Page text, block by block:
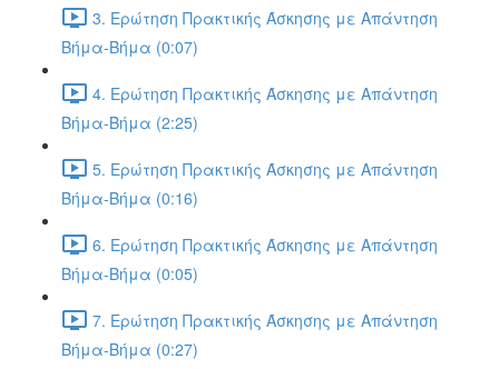
3. Ερώτηση Πρακτικής Άσκησης με Απάντηση
Βήμα-Βήμα (0:07)
4. Ερώτηση Πρακτικής Άσκησης με Απάντηση
Βήμα-Βήμα (2:25)
5. Ερώτηση Πρακτικής Άσκησης με Απάντηση
Βήμα-Βήμα (0:16)
6. Ερώτηση Πρακτικής Άσκησης με Απάντηση
Βήμα-Βήμα (0:05)
7. Ερώτηση Πρακτικής Άσκησης με Απάντηση
Βήμα-Βήμα (0:27)